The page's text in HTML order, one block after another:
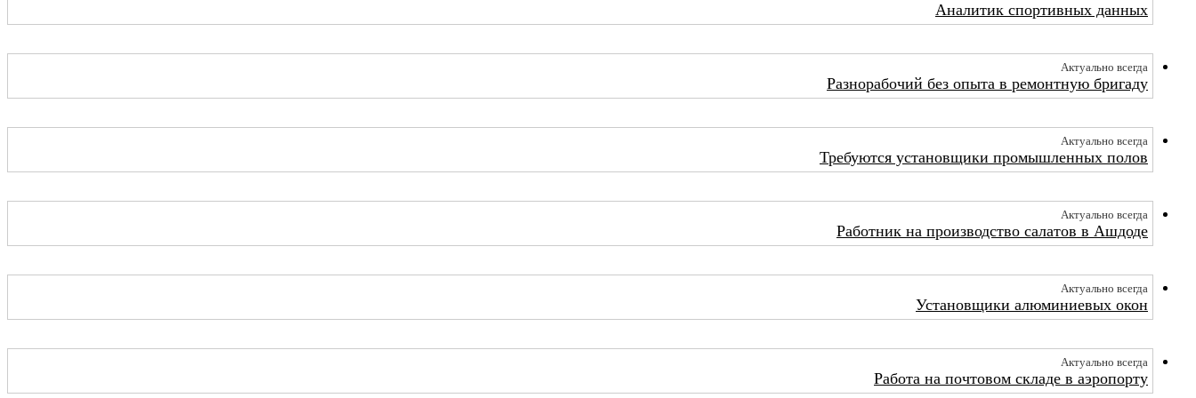
Аналитик спортивных данных
Актуально всегда
Разнорабочий без опыта в ремонтную бригаду
Актуально всегда
Требуются установщики промышленных полов
Актуально всегда
Работник на производство салатов в Ашдоде
Актуально всегда
Установщики алюминиевых окон
Актуально всегда
Работа на почтовом складе в аэропорту